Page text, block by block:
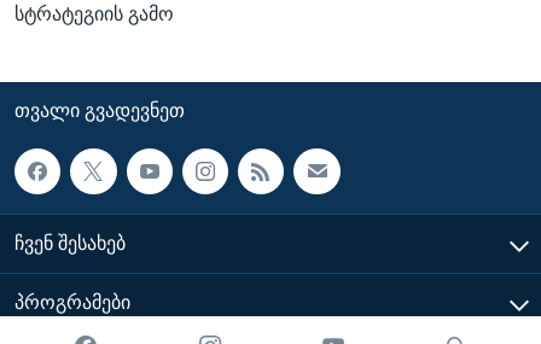
სტრატეგიის გამო
ᲗᲕᲐᲚᲘ ᲒᲕᲐᲓᲔᲕᲜᲔᲗ
ᲩᲕᲔᲜ ᲨᲔᲡᲐᲮᲔᲑ
ᲞᲠᲝᲒᲠᲐᲛᲔᲑᲘ